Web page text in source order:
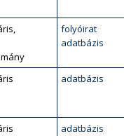
folyóirat
adatbázis
adatbázis
adatbázis